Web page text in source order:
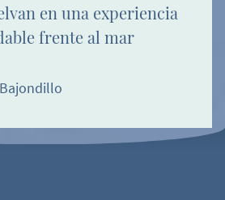
en una experiencia
frente al mar